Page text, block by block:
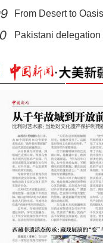
行走新疆体验环塔
From Desert to
Pakistani